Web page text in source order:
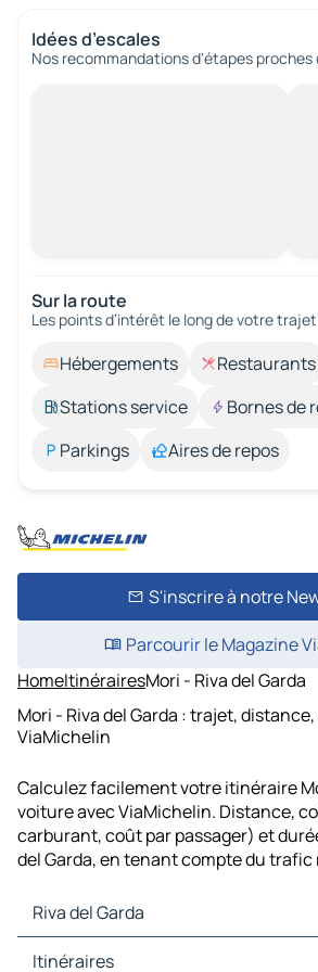
Idées d’escales
Nos recommandations d'étapes proches
Sur la route
Les points d’intérêt le long de votre
Hébergements Restaurants
Stations service
Bornes de
Parkings
Aires de repos
S'inscrire à notre
Parcourir le Magazine
HomeItinérairesMori - Riva del Garda
Mori - Riva del Garda : trajet,
ViaMichelin
Calculez facilement votre itinéraire
voiture avec ViaMichelin. Distance,
carburant, coût par passager) et
del Garda, en tenant compte du
Riva del Garda
Riva del Garda Cartes et plans
Itinéraires